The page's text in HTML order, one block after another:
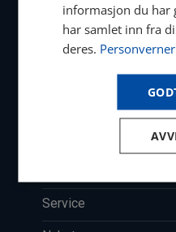
Blinken AS
Service
informasjon du har
har samlet inn fra
deres.